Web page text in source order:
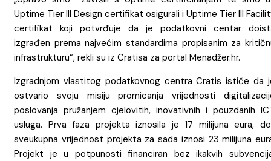
Uptime Tier III Design certifikat osigurali i Uptime Tier III
certifikat koji potvrđuje da je podatkovni centar
izgrađen prema najvećim standardima propisanim za
infrastrukturu“, rekli su iz Cratisa za portal Menadžer.hr.
Izgradnjom vlastitog podatkovnog centra Cratis ističe da
ostvario svoju misiju promicanja vrijednosti
poslovanja pružanjem cjelovitih, inovativnih i pouzdanih
usluga. Prva faza projekta iznosila je 17 milijuna eura,
sveukupna vrijednost projekta za sada iznosi 23 milijuna
Projekt je u potpunosti financiran bez ikakvih